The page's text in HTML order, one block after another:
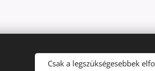
Csak a legszükségesebbek